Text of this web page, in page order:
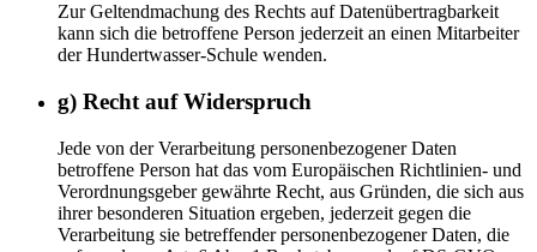
Zur Geltendmachung des Rechts auf Datenübertragbarkeit
kann sich die betroffene Person jederzeit an einen Mitarbeiter
der Hundertwasser-Schule wenden.
g) Recht auf Widerspruch
Jede von der Verarbeitung personenbezogener Daten
betroffene Person hat das vom Europäischen Richtlinien- und
Verordnungsgeber gewährte Recht, aus Gründen, die sich aus
ihrer besonderen Situation ergeben, jederzeit gegen die
Verarbeitung sie betreffender personenbezogener Daten, die